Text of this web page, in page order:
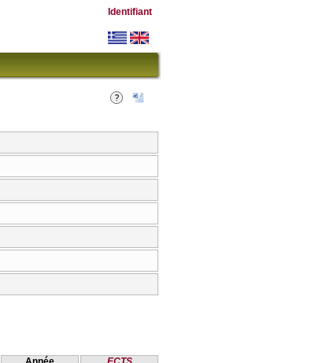
Identifiant